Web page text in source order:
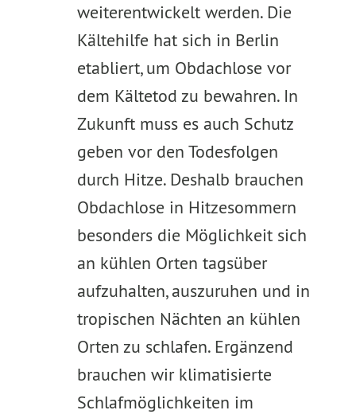
weiterentwickelt werden. Die
Kältehilfe hat sich in Berlin
etabliert, um Obdachlose vor
dem Kältetod zu bewahren. In
Zukunft muss es auch Schutz
geben vor den Todesfolgen
durch Hitze. Deshalb brauchen
Obdachlose in Hitzesommern
besonders die Möglichkeit sich
an kühlen Orten tagsüber
aufzuhalten, auszuruhen und in
tropischen Nächten an kühlen
Orten zu schlafen. Ergänzend
brauchen wir klimatisierte
Schlafmöglichkeiten im